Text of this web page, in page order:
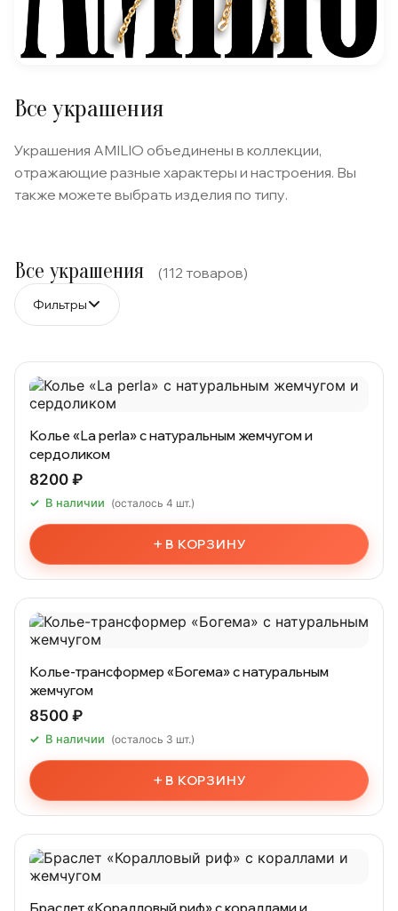
Все украшения
Украшения AMILIO объединены в коллекции,
отражающие разные характеры и настроения. Вы
также можете выбрать изделия по типу.
Все украшения (112 товаров)
Фильтры
Колье «La perla» с натуральным жемчугом и
сердоликом
8200 ₽
В наличии (осталось 4 шт.)
+ В КОРЗИНУ
Колье-трансформер «Богема» с натуральным
жемчугом
8500 ₽
В наличии (осталось 3 шт.)
+ В КОРЗИНУ